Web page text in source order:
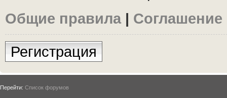
Общие правила |
Регистрация
Перейти: Список форумов